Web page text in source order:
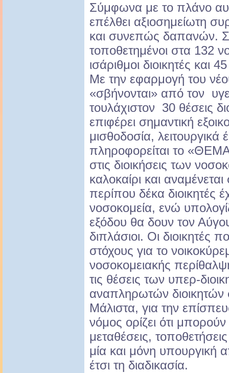
Σύμφωνα με το πλάνο
επέλθει αξιοσημείωτη
και συνεπώς δαπανών.
τοποθετημένοι στα 132
ισάριθμοι διοικητές και
Με την εφαρμογή του
«σβήνονται» από τον
τουλάχιστον 30 θέσεις
επιφέρει σημαντική
μισθοδοσία,
πληροφορείται το
στις διοικήσεις των
καλοκαίρι και
περίπου δέκα διοικητές
νοσοκομεία, ενώ
εξόδου θα δουν τον
διπλάσιοι. Οι διοικητές
στόχους για το
νοσοκομειακής
τις θέσεις των υπερ-
αναπληρωτών διοικητών
Μάλιστα, για την
νόμος ορίζει ότι μπορούν
μεταθέσεις,
μία και μόνη
έτσι τη διαδικασία.